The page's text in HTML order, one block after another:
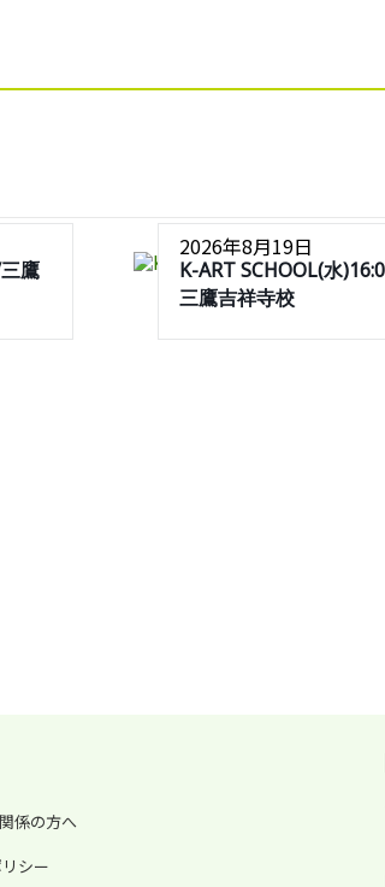
鷹
2026年8月19日
K-ART SCHOOL(水
三鷹吉祥寺校
係の方へ
シー